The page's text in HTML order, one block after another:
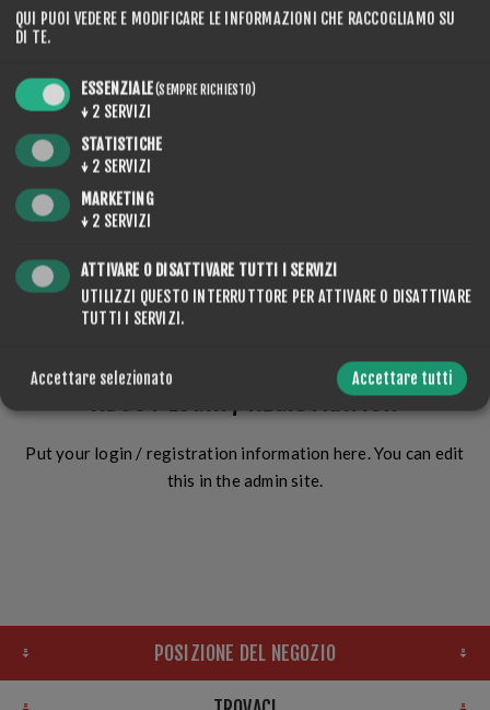
Resta collegato
ACCESSO
ABOUT LOGIN / REGISTRATION
Put your login / registration information here. You can edit
this in the admin site.
POSIZIONE DEL NEGOZIO
QUI PUOI VEDERE E MODIFICARE LE INFORMAZIONI CHE RACCOGLIAMO SU
DI TE.
ESSENZIALE(SEMPRE RICHIESTO)
↓ 2 SERVIZI
STATISTICHE
↓ 2 SERVIZI
MARKETING
↓ 2 SERVIZI
ATTIVARE O DISATTIVARE TUTTI I SERVIZI
UTILIZZI QUESTO INTERRUTTORE PER ATTIVARE O DISATTIVARE
TUTTI I SERVIZI.
Accettare selezionato Accettare tutti